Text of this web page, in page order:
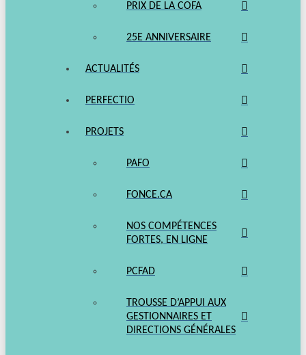
PRIX DE LA COFA
25E ANNIVERSAIRE
ACTUALITÉS
PERFECTIO
PROJETS
PAFO
FONCE.CA
NOS COMPÉTENCES
FORTES, EN LIGNE
PCFAD
TROUSSE D’APPUI AUX
GESTIONNAIRES ET
DIRECTIONS GÉNÉRALES